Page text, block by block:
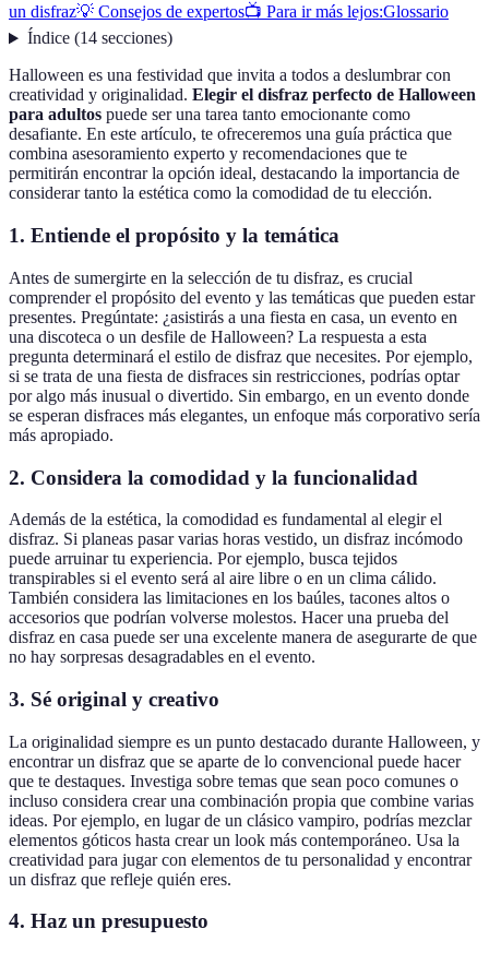
un disfraz💡 Consejos de expertos📺 Para ir más lejos:Glossario
Índice(14 secciones)
Halloween es una festividad que invita a todos a deslumbrar con
creatividad y originalidad. Elegir el disfraz perfecto de Halloween
para adultos puede ser una tarea tanto emocionante como
desafiante. En este artículo, te ofreceremos una guía práctica que
combina asesoramiento experto y recomendaciones que te
permitirán encontrar la opción ideal, destacando la importancia de
considerar tanto la estética como la comodidad de tu elección.
1. Entiende el propósito y la temática
Antes de sumergirte en la selección de tu disfraz, es crucial
comprender el propósito del evento y las temáticas que pueden estar
presentes. Pregúntate: ¿asistirás a una fiesta en casa, un evento en
una discoteca o un desfile de Halloween? La respuesta a esta
pregunta determinará el estilo de disfraz que necesites. Por ejemplo,
si se trata de una fiesta de disfraces sin restricciones, podrías optar
por algo más inusual o divertido. Sin embargo, en un evento donde
se esperan disfraces más elegantes, un enfoque más corporativo sería
más apropiado.
2. Considera la comodidad y la funcionalidad
Además de la estética, la comodidad es fundamental al elegir el
disfraz. Si planeas pasar varias horas vestido, un disfraz incómodo
puede arruinar tu experiencia. Por ejemplo, busca tejidos
transpirables si el evento será al aire libre o en un clima cálido.
También considera las limitaciones en los baúles, tacones altos o
accesorios que podrían volverse molestos. Hacer una prueba del
disfraz en casa puede ser una excelente manera de asegurarte de que
no hay sorpresas desagradables en el evento.
3. Sé original y creativo
La originalidad siempre es un punto destacado durante Halloween, y
encontrar un disfraz que se aparte de lo convencional puede hacer
que te destaques. Investiga sobre temas que sean poco comunes o
incluso considera crear una combinación propia que combine varias
ideas. Por ejemplo, en lugar de un clásico vampiro, podrías mezclar
elementos góticos hasta crear un look más contemporáneo. Usa la
creatividad para jugar con elementos de tu personalidad y encontrar
un disfraz que refleje quién eres.
4. Haz un presupuesto